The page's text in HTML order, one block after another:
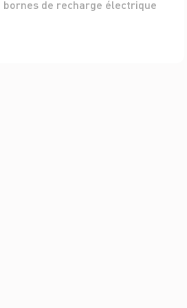
bornes de recharge électrique